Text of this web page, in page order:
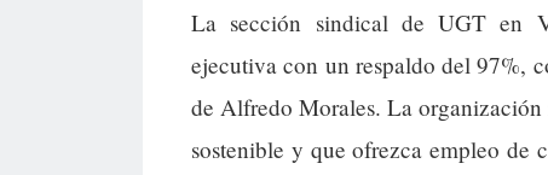
La sección sindical de UGT en
ejecutiva con un respaldo del 97%,
de Alfredo Morales. La
sostenible y que ofrezca empleo de